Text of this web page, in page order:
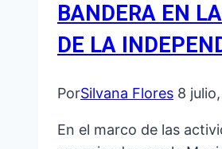
BANDERA EN
DE LA
PorSilvana Flores 8
En el marco de las